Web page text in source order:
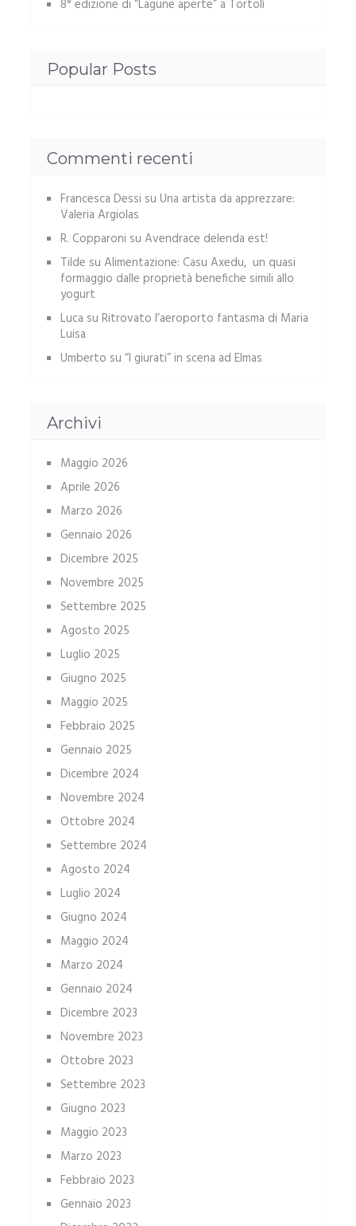
8° edizione di “Lagune aperte” a Tortolì
Popular Posts
Commenti recenti
Francesca Dessi su Una artista da apprezzare:
Valeria Argiolas
R. Copparoni su Avendrace delenda est!
Tilde su Alimentazione: Casu Axedu, un quasi
formaggio dalle proprietà benefiche simili allo
yogurt
Luca su Ritrovato l’aeroporto fantasma di Maria
Luisa
Umberto su “I giurati” in scena ad Elmas
Archivi
Maggio 2026
Aprile 2026
Marzo 2026
Gennaio 2026
Dicembre 2025
Novembre 2025
Settembre 2025
Agosto 2025
Luglio 2025
Giugno 2025
Maggio 2025
Febbraio 2025
Gennaio 2025
Dicembre 2024
Novembre 2024
Ottobre 2024
Settembre 2024
Agosto 2024
Luglio 2024
Giugno 2024
Maggio 2024
Marzo 2024
Gennaio 2024
Dicembre 2023
Novembre 2023
Ottobre 2023
Settembre 2023
Giugno 2023
Maggio 2023
Marzo 2023
Febbraio 2023
Gennaio 2023